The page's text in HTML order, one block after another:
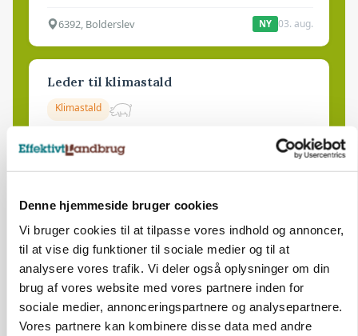
Denne hjemmeside bruger cookies
Vi bruger cookies til at tilpasse vores indhold og annoncer,
til at vise dig funktioner til sociale medier og til at
analysere vores trafik. Vi deler også oplysninger om din
brug af vores website med vores partnere inden for
sociale medier, annonceringspartnere og analysepartnere.
Vores partnere kan kombinere disse data med andre
6392, Bolderslev NY 03. aug.
Leder til klimastald
Klimastald
Produktionsleder til nyrenoveret
polteopformering
Avl/opformering
9670, Løgstør NY 03. aug.